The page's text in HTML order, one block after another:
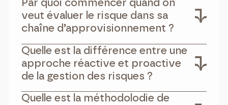
Par quoi commencer quand on
veut évaluer le risque dans sa
chaîne d’approvisionnement ?
Quelle est la différence entre une
approche réactive et proactive
de la gestion des risques ?
Quelle est la méthodolodie de